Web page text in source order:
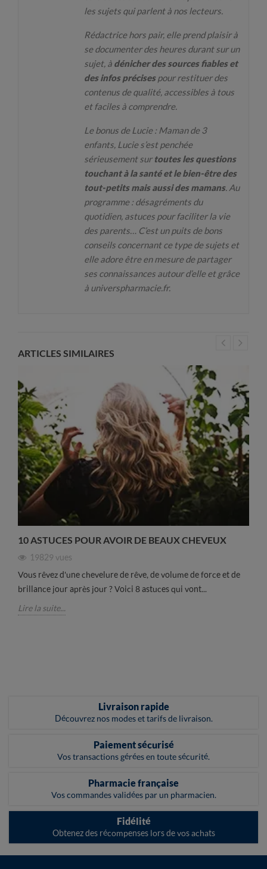
les sujets qui parlent à nos lecteurs.
Rédactrice hors pair, elle prend plaisir à
se documenter des heures durant sur un
sujet, à dénicher des sources fiables et
des infos précisespour restituer des
contenus de qualité, accessibles à tous
et faciles à comprendre.
Le bonus de Lucie : Maman de 3
enfants, Lucie s’est penchée
sérieusement sur toutes les questions
touchant à la santé et le bien-être des
tout-petits mais aussi des mamans. Au
programme : désagréments du
quotidien, astuces pour faciliter la vie
des parents… C’est un puits de bons
conseils concernant ce type de sujets et
elle adore être en mesure de partager
ses connaissances autour d’elle et grâce
à universpharmacie.fr.
ARTICLES SIMILAIRES
10 ASTUCES POUR AVOIR DE BEAUX CHEVEUX
19829 vues
Vous rêvez d'une chevelure de rêve, de volume de force et de
brillance jour après jour ? Voici 8 astuces qui vont...
Lire la suite...
Livraison rapide
Découvrez nos modes et tarifs de livraison.
Paiement sécurisé
Vos transactions gérées en toute sécurité.
Pharmacie française
Vos commandes validées par un pharmacien.
Fidélité
Obtenez des récompenses lors de vos achats